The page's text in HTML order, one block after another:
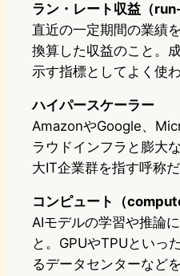
ラン・レート収益（
直近の一定期間の業績
換算した収益のこと。
示す指標としてよく使わ
ハイパースケーラー
AmazonやGoogle、
ラウドインフラと膨大
大IT企業群を指す呼称だ
コンピュート（
AIモデルの学習や推論
と。GPUやTPUといっ
るデータセンターなど